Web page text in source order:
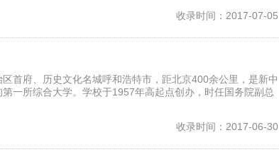
收录时间：2017-07-05
首府、历史文化名城呼和浩特市，距北京400余公里，是新中
一所综合大学。学校于1957年高起点创办，时任国务院副总
收录时间：2017-06-30